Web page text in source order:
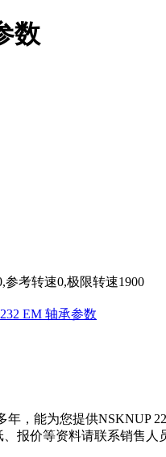
数
参考转速0,极限转速1900
EM 轴承参数
，能为您提供NSKNUP
报价等资料请联系销售人